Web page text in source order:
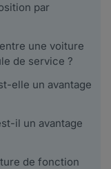
par
une voiture
de service ?
elle un avantage
il un avantage
de fonction